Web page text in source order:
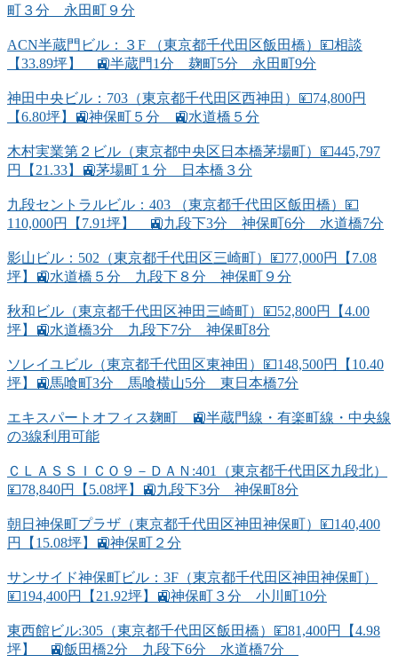
町３分 永田町９分
ACN半蔵門ビル：３F （東京都千代田区飯田橋）💴相談
【33.89坪】 🚉半蔵門1分 麹町5分 永田町9分
神田中央ビル：703（東京都千代田区西神田）💴74,800円
【6.80坪】🚉神保町５分 🚉水道橋５分
木村実業第２ビル（東京都中央区日本橋茅場町）💴445,797
円【21.33】🚉茅場町１分 日本橋３分
九段セントラルビル：403 （東京都千代田区飯田橋）💴
110,000円【7.91坪】 🚉九段下3分 神保町6分 水道橋7分
影山ビル：502（東京都千代田区三崎町）💴77,000円【7.08
坪】🚉水道橋５分 九段下８分 神保町９分
秋和ビル（東京都千代田区神田三崎町）💴52,800円【4.00
坪】🚉水道橋3分 九段下7分 神保町8分
ソレイユビル（東京都千代田区東神田）💴148,500円【10.40
坪】🚉馬喰町3分 馬喰横山5分 東日本橋7分
エキスパートオフィス麹町 🚉半蔵門線・有楽町線・中央線
の3線利用可能
ＣＬＡＳＳＩＣＯ９－ＤＡＮ:401（東京都千代田区九段北）
💴78,840円【5.08坪】🚉九段下3分 神保町8分
朝日神保町プラザ（東京都千代田区神田神保町）💴140,400
円【15.08坪】🚉神保町２分
サンサイド神保町ビル：3F（東京都千代田区神田神保町）
💴194,400円【21.92坪】🚉神保町３分 小川町10分
東西館ビル:305（東京都千代田区飯田橋）💴81,400円【4.98
坪】 🚉飯田橋2分 九段下6分 水道橋7分